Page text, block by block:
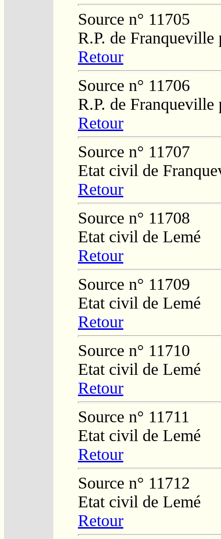
Source n° 11705
R.P. de Franqueville
Retour
Source n° 11706
R.P. de Franqueville
Retour
Source n° 11707
Etat civil de
Retour
Source n° 11708
Etat civil de Lemé
Retour
Source n° 11709
Etat civil de Lemé
Retour
Source n° 11710
Etat civil de Lemé
Retour
Source n° 11711
Etat civil de Lemé
Retour
Source n° 11712
Etat civil de Lemé
Retour